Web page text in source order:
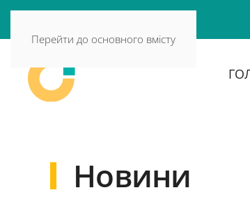
Перейти до основного вмісту
Новини